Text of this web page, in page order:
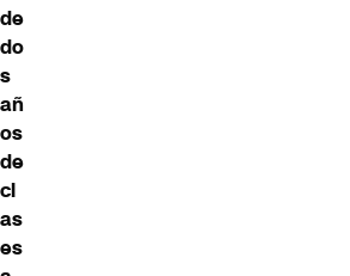
de
do
s
añ
os
de
cl
as
es